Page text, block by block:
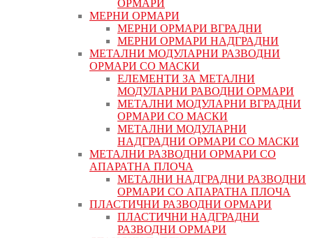
ОРМАРИ
МЕРНИ ОРМАРИ
МЕРНИ ОРМАРИ ВГРАДНИ
МЕРНИ ОРМАРИ НАДГРАДНИ
МЕТАЛНИ МОДУЛАРНИ РАЗВОДНИ
ОРМАРИ СО МАСКИ
ЕЛЕМЕНТИ ЗА МЕТАЛНИ
МОДУЛАРНИ РАВОДНИ ОРМАРИ
МЕТАЛНИ МОДУЛАРНИ ВГРАДНИ
ОРМАРИ СО МАСКИ
МЕТАЛНИ МОДУЛАРНИ
НАДГРАДНИ ОРМАРИ СО МАСКИ
МЕТАЛНИ РАЗВОДНИ ОРМАРИ СО
АПАРАТНА ПЛОЧА
МЕТАЛНИ НАДГРАДНИ РАЗВОДНИ
ОРМАРИ СО АПАРАТНА ПЛОЧА
ПЛАСТИЧНИ РАЗВОДНИ ОРМАРИ
ПЛАСТИЧНИ НАДГРАДНИ
РАЗВОДНИ ОРМАРИ